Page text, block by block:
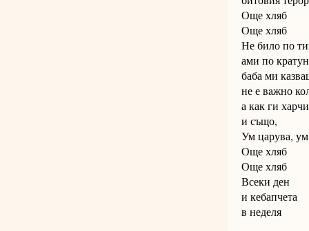
Още хляб
Още хляб
Не било по
ами по
баба ми
не е вaжно
а как ги
и също,
Ум царува,
Още хляб
Още хляб
Всеки ден
и кебапчета
в неделя